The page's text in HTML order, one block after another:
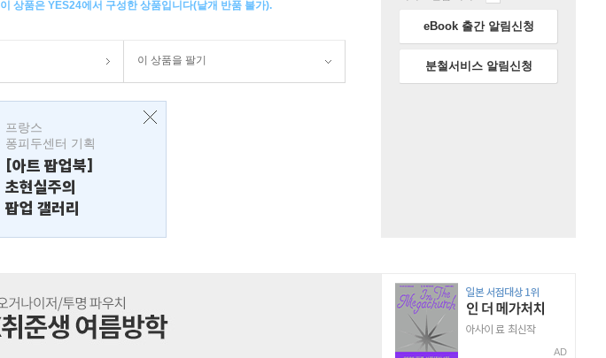
이 상품은 YES24에서 구성한 상품입니다(낱개 반품 불가).
이 상품을 팔기
프랑스
퐁피두센터 기획
[아트 팝업북]
초현실주의
팝업 갤러리
eBook 출간 알림신청
분철서비스 알림신청
AD